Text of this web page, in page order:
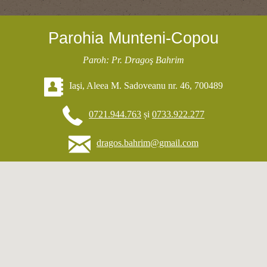
Parohia Munteni-Copou
Paroh: Pr. Dragoş Bahrim
Iaşi, Aleea M. Sadoveanu nr. 46, 700489
0721.944.763 și 0733.922.277
dragos.bahrim@gmail.com